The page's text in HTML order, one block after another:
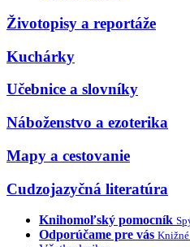
Životopisy a reportáže
Kuchárky
Učebnice a slovníky
Náboženstvo a ezoterika
Mapy a cestovanie
Cudzojazyčná literatúra
Knihomoľský pomocník
Odporúčame pre vás